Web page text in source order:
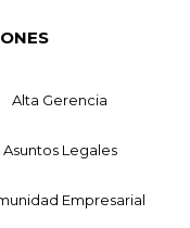
Alta Gerencia
Asuntos Legales
Empresarial